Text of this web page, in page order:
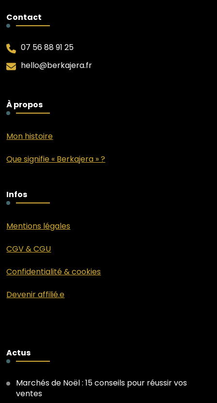
Contact
07 56 88 91 25
hello@berkajera.fr
À propos
Mon histoire
Que signifie « Berkajera » ?
Infos
Mentions légales
CGV & CGU
Confidentialité & cookies
Devenir affilié.e
Actus
Marchés de Noël : 15 conseils pour réussir vos
ventes